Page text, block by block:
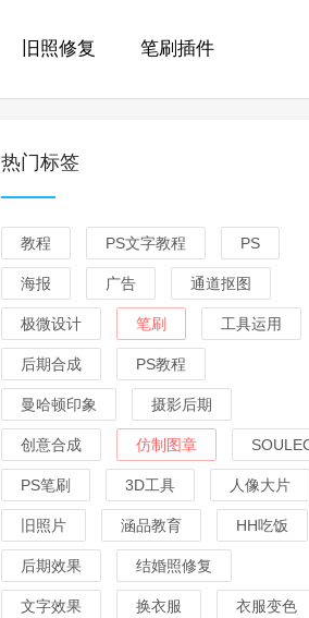
旧照修复 笔刷插件
热门标签
教程 PS文字教程 PS
海报 广告 通道抠图
极微设计 笔刷 工具运用
后期合成 PS教程
曼哈顿印象 摄影后期
创意合成 仿制图章
PS笔刷 3D工具 人像大片
旧照片 涵品教育 HH吃饭
后期效果 结婚照修复
文字效果 换衣服 衣服变色